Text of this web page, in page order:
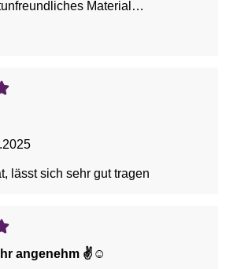
Material
lässt sich sehr gut tragen
angenehm ✌️☺️